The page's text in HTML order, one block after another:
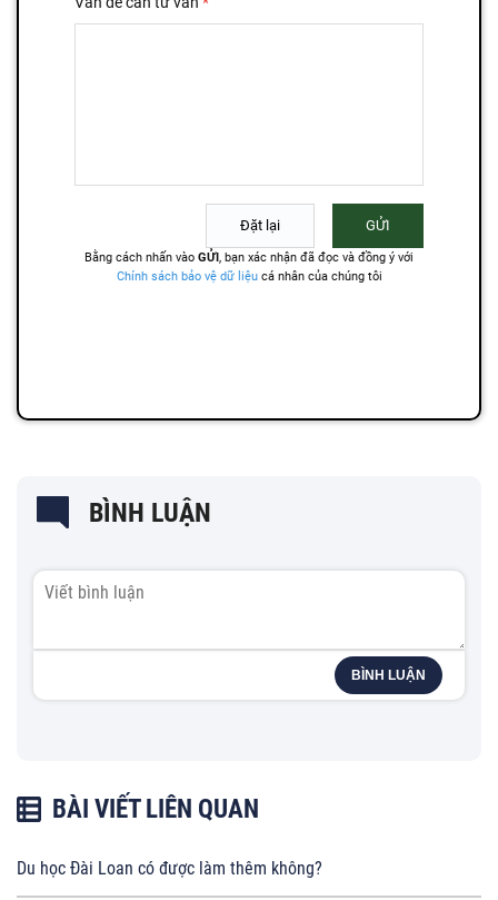
BÌNH LUẬN
BÌNH LUẬN
BÀI VIẾT LIÊN QUAN
Du học Đài Loan có được làm thêm không?